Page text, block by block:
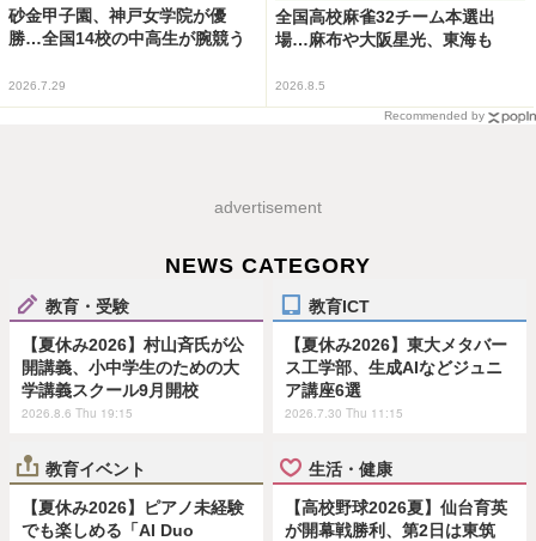
砂金甲子園、神戸女学院が優
勝…全国14校の中高生が腕競う
2026.7.29
全国高校麻雀32チーム本選出
場…麻布や大阪星光、東海も
2026.8.5
Recommended by
advertisement
NEWS CATEGORY
教育・受験
【夏休み2026】村山斉氏が公
開講義、小中学生のための大
学講義スクール9月開校
2026.8.6 Thu 19:15
教育ICT
【夏休み2026】東大メタバー
ス工学部、生成AIなどジュニ
ア講座6選
2026.7.30 Thu 11:15
教育イベント
【夏休み2026】ピアノ未経験
でも楽しめる「AI Duo
生活・健康
【高校野球2026夏】仙台育英
が開幕戦勝利、第2日は東筑